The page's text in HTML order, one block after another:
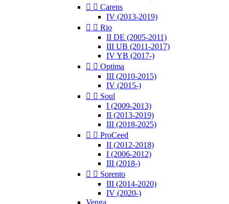
  Carens
IV (2013-2019)
  Rio
II DE (2005-2011)
III UB (2011-2017)
IV YB (2017-)
  Optima
III (2010-2015)
IV (2015-)
  Soul
I (2009-2013)
II (2013-2019)
III (2018-2025)
  ProCeed
II (2012-2018)
I (2006-2012)
III (2018-)
  Sorento
III (2014-2020)
IV (2020-)
Venga